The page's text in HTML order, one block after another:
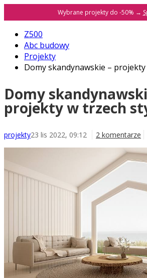
Wybrane projekty do -50% →
Z500
Abc budowy
Projekty
Domy skandynawskie –
Domy
projekty w trzech
projekty23 lis 2022, 09:12 2 komentarze